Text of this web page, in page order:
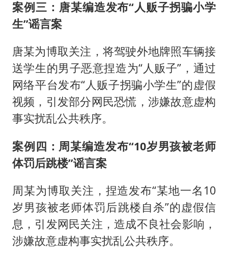
案例三：唐某编造发布“人贩子拐骗小学
生”谣言案
唐某为博取关注，将驾驶外地牌照车辆接
送学生的男子恶意捏造为“人贩子”，通过
网络平台发布“人贩子拐骗小学生”的虚假
视频，引发部分网民恐慌，涉嫌故意虚构
事实扰乱公共秩序。
案例四：周某编造发布“10岁男孩被老师
体罚后跳楼”谣言案
周某为博取关注，捏造发布“某地一名10
岁男孩被老师体罚后跳楼自杀”的虚假信
息，引发网民关注，造成不良社会影响，
涉嫌故意虚构事实扰乱公共秩序。